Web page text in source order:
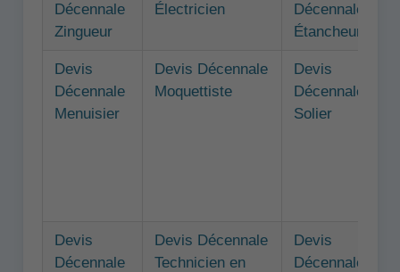
Décennale
Zingueur
Électricien
Décennale
Étancheur
Devis
Décennale
Menuisier
Devis Décennale
Moquettiste
Devis
Décennale
Solier
Devis
Décennale
Devis Décennale
Technicien en
Devis
Décennale